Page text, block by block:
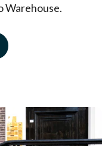
Warehouse.